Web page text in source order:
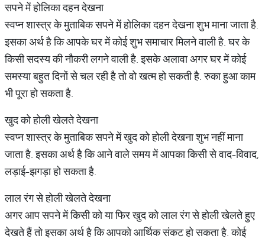
सपने में होलिका दहन देखना
स्वप्न शास्त्र के मुताबिक सपने में होलिका दहन देखना शुभ माना जाता है.
इसका अर्थ है कि आपके घर में कोई शुभ समाचार मिलने वाली है. घर के
किसी सदस्य की नौकरी लगने वाली है. इसके अलावा अगर घर में कोई
समस्या बहुत दिनों से चल रही है तो वो खत्म हो सकती है. रुका हुआ काम
भी पूरा हो सकता है.
खुद को होली खेलते देखना
स्वप्न शास्त्र के मुताबिक सपने में खुद को होली देखना शुभ नहीं माना
जाता है. इसका अर्थ है कि आने वाले समय में आपका किसी से वाद-विवाद,
लड़ाई-झगड़ा हो सकता है.
लाल रंग से होली खेलते देखना
अगर आप सपने में किसी को या फिर खुद को लाल रंग से होली खेलते हुए
देखते हैं तो इसका अर्थ है कि आपको आर्थिक संकट हो सकता है. कोई